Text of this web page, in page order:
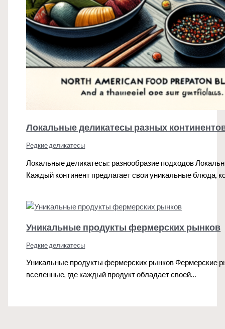
Локальные деликатесы разных
Редкие деликатесы
Локальные деликатесы: разнообразие подходов
Каждый континент предлагает свои уникальные блюда,
Уникальные продукты фермерских рынков
Редкие деликатесы
Уникальные продукты фермерских рынков Фермерские
вселенные, где каждый продукт обладает своей…